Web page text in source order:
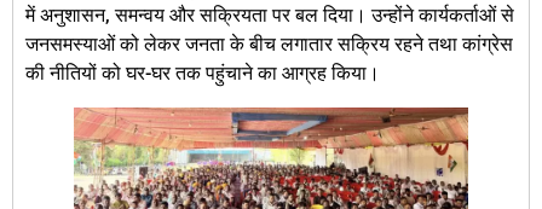
में अनुशासन, समन्वय और सक्रियता पर बल दिया। उन्होंने कार्यकर्ताओं से
जनसमस्याओं को लेकर जनता के बीच लगातार सक्रिय रहने तथा कांग्रेस
की नीतियों को घर-घर तक पहुंचाने का आग्रह किया।